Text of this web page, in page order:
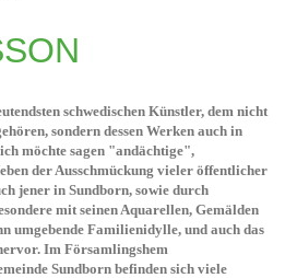
schwedischen Künstler, dem nicht
sondern dessen Werken auch in
möchte sagen "andächtige",
der Ausschmückung vieler öffentlicher
jener in Sundborn, sowie durch
mit seinen Aquarellen, Gemälden
umgebende Familienidylle, und auch das
Im Församlingshem
Sundborn befinden sich viele